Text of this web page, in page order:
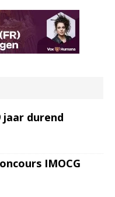
durend
IMOCG